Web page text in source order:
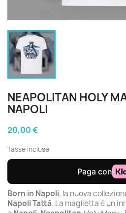
NEAPOLITAN HOLY
NAPOLI
20,00 €
Tasse incluse
Born in Napoli, la nuova
Napoli Tattà. La maglietta è un